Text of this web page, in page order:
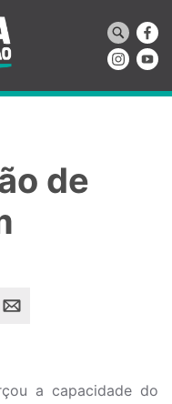
de
a capacidade do